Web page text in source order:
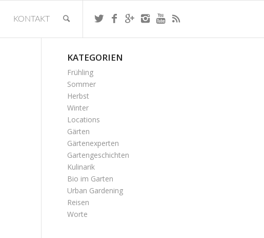
KONTAKT
KATEGORIEN
Frühling
Sommer
Herbst
Winter
Locations
Gärten
Gärtenexperten
Gartengeschichten
Kulinarik
Bio im Garten
Urban Gardening
Reisen
Worte